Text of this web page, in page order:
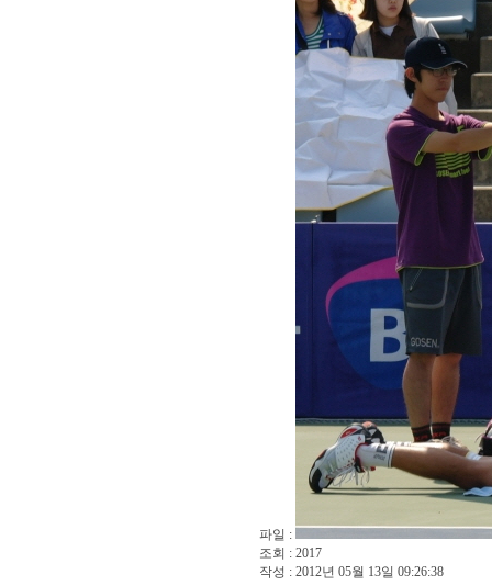
파일 :
조회 : 2017
작성 : 2012년 05월 13일 09:26:38